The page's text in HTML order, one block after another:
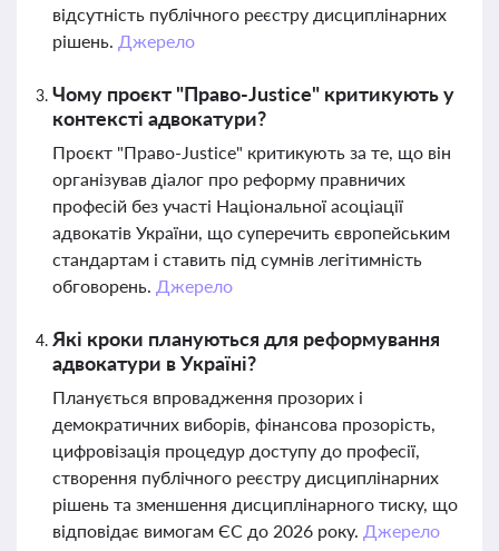
відсутність публічного реєстру дисциплінарних
рішень. Джерело
Чому проєкт "Право-Justice" критикують у
контексті адвокатури?
Проєкт "Право-Justice" критикують за те, що він
організував діалог про реформу правничих
професій без участі Національної асоціації
адвокатів України, що суперечить європейським
стандартам і ставить під сумнів легітимність
обговорень. Джерело
Які кроки плануються для реформування
адвокатури в Україні?
Планується впровадження прозорих і
демократичних виборів, фінансова прозорість,
цифровізація процедур доступу до професії,
створення публічного реєстру дисциплінарних
рішень та зменшення дисциплінарного тиску, що
відповідає вимогам ЄС до 2026 року. Джерело